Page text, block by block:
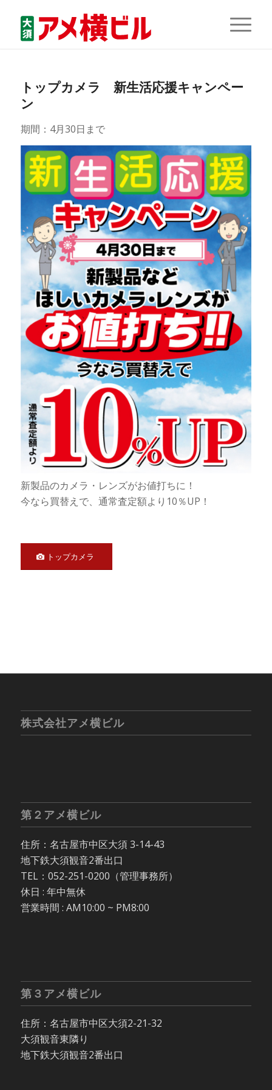
トップカメラ 新生活応援キャンペー
ン
期間：4月30日まで
新製品のカメラ・レンズがお値打ちに！
今なら買替えで、通常査定額より10％UP！
トップカメラ
株式会社アメ横ビル
第２アメ横ビル
住所：名古屋市中区大須 3-14-43
地下鉄大須観音2番出口
TEL：052-251-0200（管理事務所）
休日 : 年中無休
営業時間 : AM10:00 ~ PM8:00
第３アメ横ビル
住所：名古屋市中区大須2-21-32
大須観音東隣り
地下鉄大須観音2番出口